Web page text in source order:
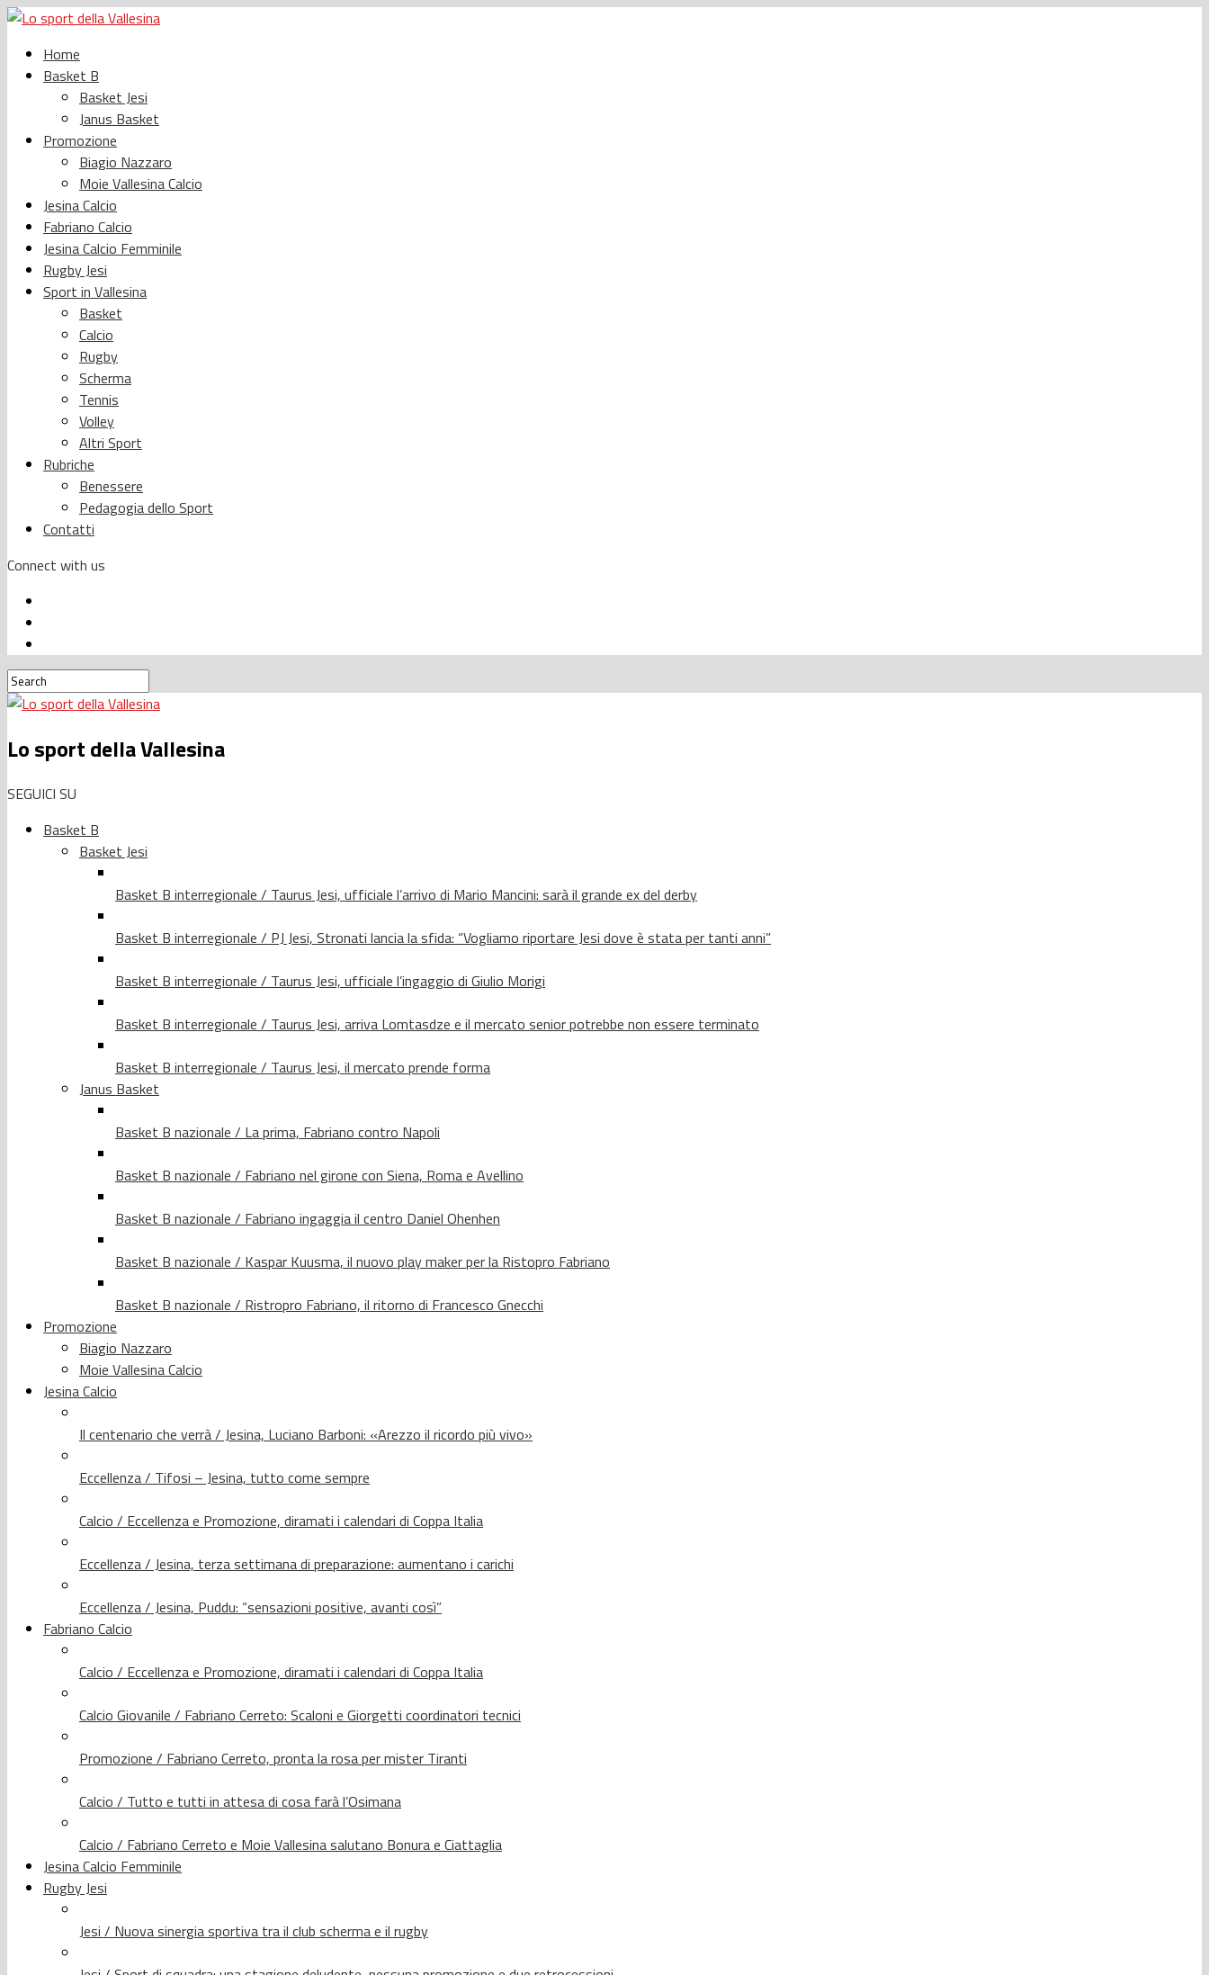
Home
Basket B
Basket Jesi
Janus Basket
Promozione
Biagio Nazzaro
Moie Vallesina Calcio
Jesina Calcio
Fabriano Calcio
Jesina Calcio Femminile
Rugby Jesi
Sport in Vallesina
Basket
Calcio
Rugby
Scherma
Tennis
Volley
Altri Sport
Rubriche
Benessere
Pedagogia dello Sport
Contatti
Connect with us
Lo sport della Vallesina
SEGUICI SU
Basket B
Basket Jesi
Basket B interregionale / Taurus Jesi, ufficiale l’arrivo di Mario Mancini: sarà il grande ex del derby
Basket B interregionale / PJ Jesi, Stronati lancia la sfida: “Vogliamo riportare Jesi dove è stata per tanti anni”
Basket B interregionale / Taurus Jesi, ufficiale l’ingaggio di Giulio Morigi
Basket B interregionale / Taurus Jesi, arriva Lomtasdze e il mercato senior potrebbe non essere terminato
Basket B interregionale / Taurus Jesi, il mercato prende forma
Janus Basket
Basket B nazionale / La prima, Fabriano contro Napoli
Basket B nazionale / Fabriano nel girone con Siena, Roma e Avellino
Basket B nazionale / Fabriano ingaggia il centro Daniel Ohenhen
Basket B nazionale / Kaspar Kuusma, il nuovo play maker per la Ristopro Fabriano
Basket B nazionale / Ristropro Fabriano, il ritorno di Francesco Gnecchi
Promozione
Biagio Nazzaro
Moie Vallesina Calcio
Jesina Calcio
Il centenario che verrà / Jesina, Luciano Barboni: «Arezzo il ricordo più vivo»
Eccellenza / Tifosi – Jesina, tutto come sempre
Calcio / Eccellenza e Promozione, diramati i calendari di Coppa Italia
Eccellenza / Jesina, terza settimana di preparazione: aumentano i carichi
Eccellenza / Jesina, Puddu: “sensazioni positive, avanti così”
Fabriano Calcio
Calcio / Eccellenza e Promozione, diramati i calendari di Coppa Italia
Calcio Giovanile / Fabriano Cerreto: Scaloni e Giorgetti coordinatori tecnici
Promozione / Fabriano Cerreto, pronta la rosa per mister Tiranti
Calcio / Tutto e tutti in attesa di cosa farà l’Osimana
Calcio / Fabriano Cerreto e Moie Vallesina salutano Bonura e Ciattaglia
Jesina Calcio Femminile
Rugby Jesi
Jesi / Nuova sinergia sportiva tra il club scherma e il rugby